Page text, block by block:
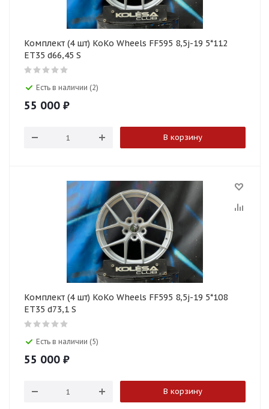
Комплект (4 шт) KoKo Wheels FF595 8,5j-19 5*112
ET35 d66,45 S
Есть в наличии (2)
55 000 ₽
В корзину
Комплект (4 шт) KoKo Wheels FF595 8,5j-19 5*108
ET35 d73,1 S
Есть в наличии (5)
55 000 ₽
В корзину